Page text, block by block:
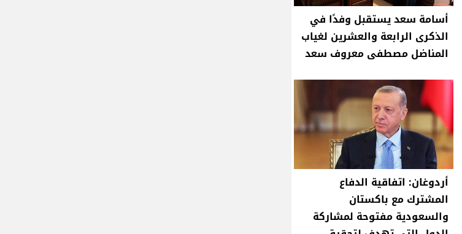
أسامة سعد يستقبل وفدًا في
الذكرى الرابعة والعشرين لغياب
المناضل مصطفى معروف سعد
أردوغان: اتفاقية الدفاع
المشترك مع باكستان
والسعودية مفتوحة لمشاركة